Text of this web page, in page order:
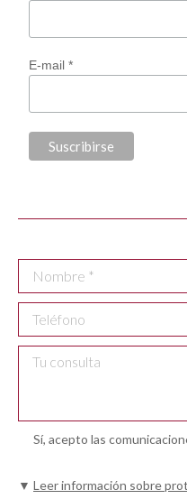
E-mail *
Sí, acepto las
▼ Leer información sobre